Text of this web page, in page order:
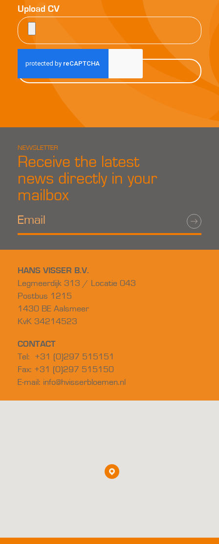
Upload CV
NEWSLETTER
Receive the latest
news directly in your
mailbox
HANS VISSER B.V.
Legmeerdijk 313 / Locatie 043
Postbus 1215
1430 BE Aalsmeer
KvK 34214523
CONTACT
Tel: +31 (0)297 515151
Fax: +31 (0)297 515150
E-mail: info@hvisserbloemen.nl